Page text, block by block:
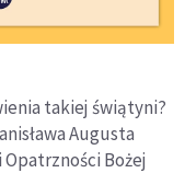
takiej świątyni?
Augusta
Bożej